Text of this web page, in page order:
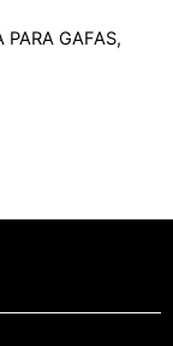
PARA GAFAS,